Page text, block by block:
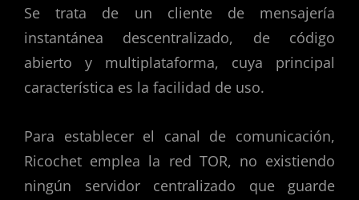
Se trata de un cliente de mensajería
instantánea descentralizado, de código
abierto y multiplataforma, cuya principal
característica es la facilidad de uso.
Para establecer el canal de comunicación,
Ricochet emplea la red TOR, no existiendo
ningún servidor centralizado que guarde